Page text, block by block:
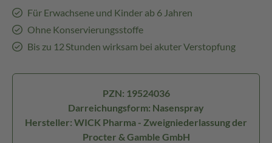
Für Erwachsene und Kinder ab 6 Jahren
Ohne Konservierungsstoffe
Bis zu 12 Stunden wirksam bei akuter Verstopfung
PZN: 19524036
Darreichungsform: Nasenspray
Hersteller: WICK Pharma - Zweigniederlassung der
Procter & Gamble GmbH